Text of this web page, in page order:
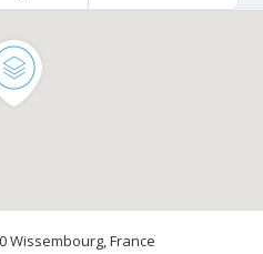
Wissembourg, France